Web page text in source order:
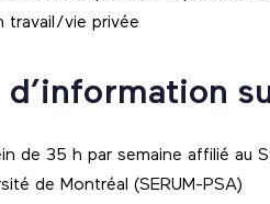
travail/vie privée
d’information
de 35 h par semaine affilié au
de Montréal (SERUM-PSA)